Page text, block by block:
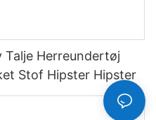
Talje Herreundertøj
Stof Hipster Hipster